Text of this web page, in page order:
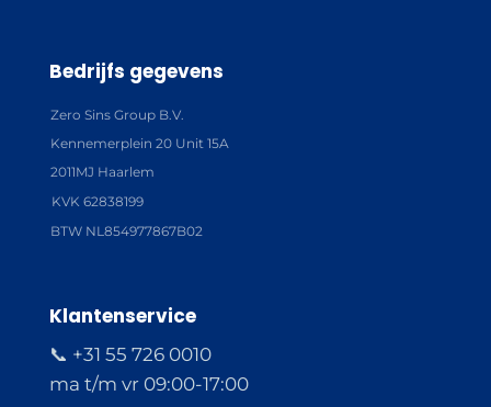
Bedrijfs gegevens
Zero Sins Group B.V.
Kennemerplein 20 Unit 15A
2011MJ Haarlem
KVK 62838199
BTW NL854977867B02
Klantenservice
📞 +31 55 726 0010
ma t/m vr 09:00-17:00